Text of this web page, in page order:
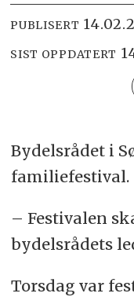
PUBLISERT
SIST OPPDATERT
Bydelsrådet i
familiefestival.
– Festivalen
bydelsrådets
Torsdag var